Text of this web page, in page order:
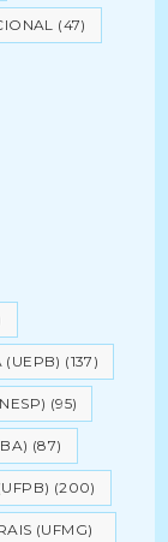
(47)
(UEPB) (137)
(95)
(87)
(200)
(UFMG)